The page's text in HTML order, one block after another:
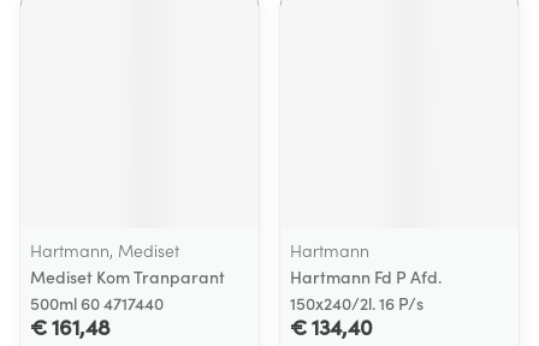
Hartmann, Mediset
Mediset Kom Tranparant
500ml 60 4717440
€ 161,48
Hartmann
Hartmann Fd P Afd.
150x240/2l. 16 P/s
€ 134,40